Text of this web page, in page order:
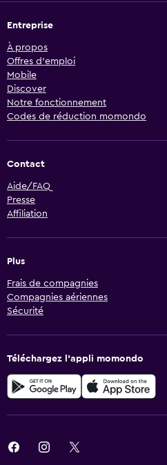
Entreprise
À propos
Offres d’emploi
Mobile
Discover
Notre fonctionnement
Codes de réduction momondo
Contact
Aide/FAQ
Presse
Affiliation
Plus
Frais de compagnies
Compagnies aériennes
Sécurité
Téléchargez l’appli momondo